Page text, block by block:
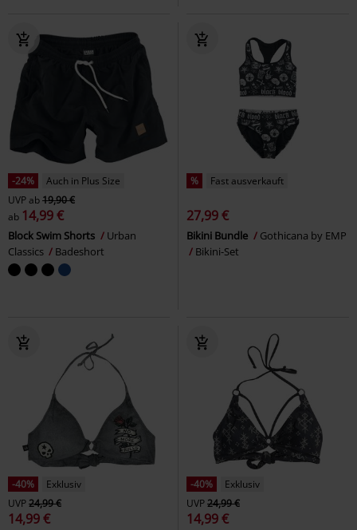
-24%
Auch in Plus Size
UVPab19,90 €
ab 14,99 €
Block Swim Shorts
Urban
Classics
Badeshort
% Fast ausverkauft
27,99 €
Bikini Bundle
Gothicana by EMP
Bikini-Set
-40%
Exklusiv
UVP24,99 €
14,99 €
-40%
Exklusiv
UVP24,99 €
14,99 €